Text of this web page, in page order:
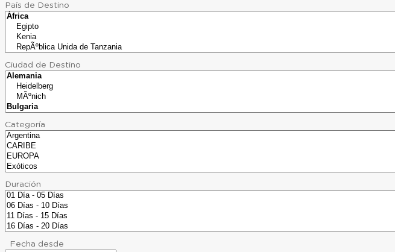
País de Destino
Ciudad de Destino
Categoría
Duración
Fecha desde